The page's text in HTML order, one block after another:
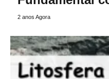
2 anos Agora